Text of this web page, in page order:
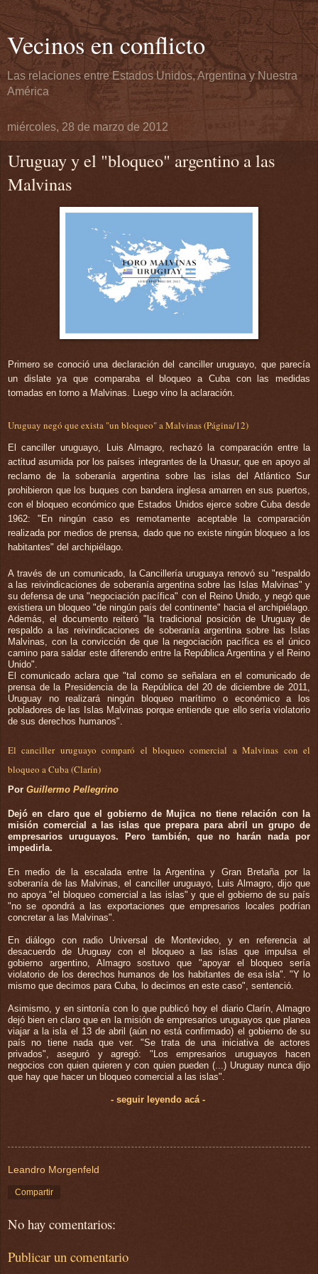
Vecinos en conflicto
Las relaciones entre Estados Unidos, Argentina y Nuestra
América
miércoles, 28 de marzo de 2012
Uruguay y el "bloqueo" argentino a las
Malvinas
Primero se conoció una declaración del canciller uruguayo, que parecía
un dislate ya que comparaba el bloqueo a Cuba con las medidas
tomadas en torno a Malvinas. Luego vino la aclaración.
Uruguay negó que exista "un bloqueo" a Malvinas (Página/12)
El canciller uruguayo, Luis Almagro, rechazó la comparación entre la
actitud asumida por los países integrantes de la Unasur, que en apoyo al
reclamo de la soberanía argentina sobre las islas del Atlántico Sur
prohibieron que los buques con bandera inglesa amarren en sus puertos,
con el bloqueo económico que Estados Unidos ejerce sobre Cuba desde
1962: "En ningún caso es remotamente aceptable la comparación
realizada por medios de prensa, dado que no existe ningún bloqueo a los
habitantes" del archipiélago.
A través de un comunicado, la Cancillería uruguaya renovó su "respaldo
a las reivindicaciones de soberanía argentina sobre las Islas Malvinas" y
su defensa de una "negociación pacífica" con el Reino Unido, y negó que
existiera un bloqueo "de ningún país del continente" hacia el archipiélago.
Además, el documento reiteró "la tradicional posición de Uruguay de
respaldo a las reivindicaciones de soberanía argentina sobre las Islas
Malvinas, con la convicción de que la negociación pacífica es el único
camino para saldar este diferendo entre la República Argentina y el Reino
Unido".
El comunicado aclara que "tal como se señalara en el comunicado de
prensa de la Presidencia de la República del 20 de diciembre de 2011,
Uruguay no realizará ningún bloqueo marítimo o económico a los
pobladores de las Islas Malvinas porque entiende que ello sería violatorio
de sus derechos humanos".
El canciller uruguayo comparó el bloqueo comercial a Malvinas con el
bloqueo a Cuba (Clarín)
Por Guillermo Pellegrino
Dejó en claro que el gobierno de Mujica no tiene relación con la
misión comercial a las islas que prepara para abril un grupo de
empresarios uruguayos. Pero también, que no harán nada por
impedirla.
En medio de la escalada entre la Argentina y Gran Bretaña por la
soberanía de las Malvinas, el canciller uruguayo, Luis Almagro, dijo que
no apoya "el bloqueo comercial a las islas" y que el gobierno de su país
"no se opondrá a las exportaciones que empresarios locales podrían
concretar a las Malvinas".
En diálogo con radio Universal de Montevideo, y en referencia al
desacuerdo de Uruguay con el bloqueo a las islas que impulsa el
gobierno argentino, Almagro sostuvo que "apoyar el bloqueo sería
violatorio de los derechos humanos de los habitantes de esa isla". "Y lo
mismo que decimos para Cuba, lo decimos en este caso", sentenció.
Asimismo, y en sintonía con lo que publicó hoy el diario Clarín, Almagro
dejó bien en claro que en la misión de empresarios uruguayos que planea
viajar a la isla el 13 de abril (aún no está confirmado) el gobierno de su
país no tiene nada que ver. "Se trata de una iniciativa de actores
privados", aseguró y agregó: "Los empresarios uruguayos hacen
negocios con quien quieren y con quien pueden (...) Uruguay nunca dijo
que hay que hacer un bloqueo comercial a las islas".
- seguir leyendo acá -
Leandro Morgenfeld
Compartir
No hay comentarios:
Publicar un comentario